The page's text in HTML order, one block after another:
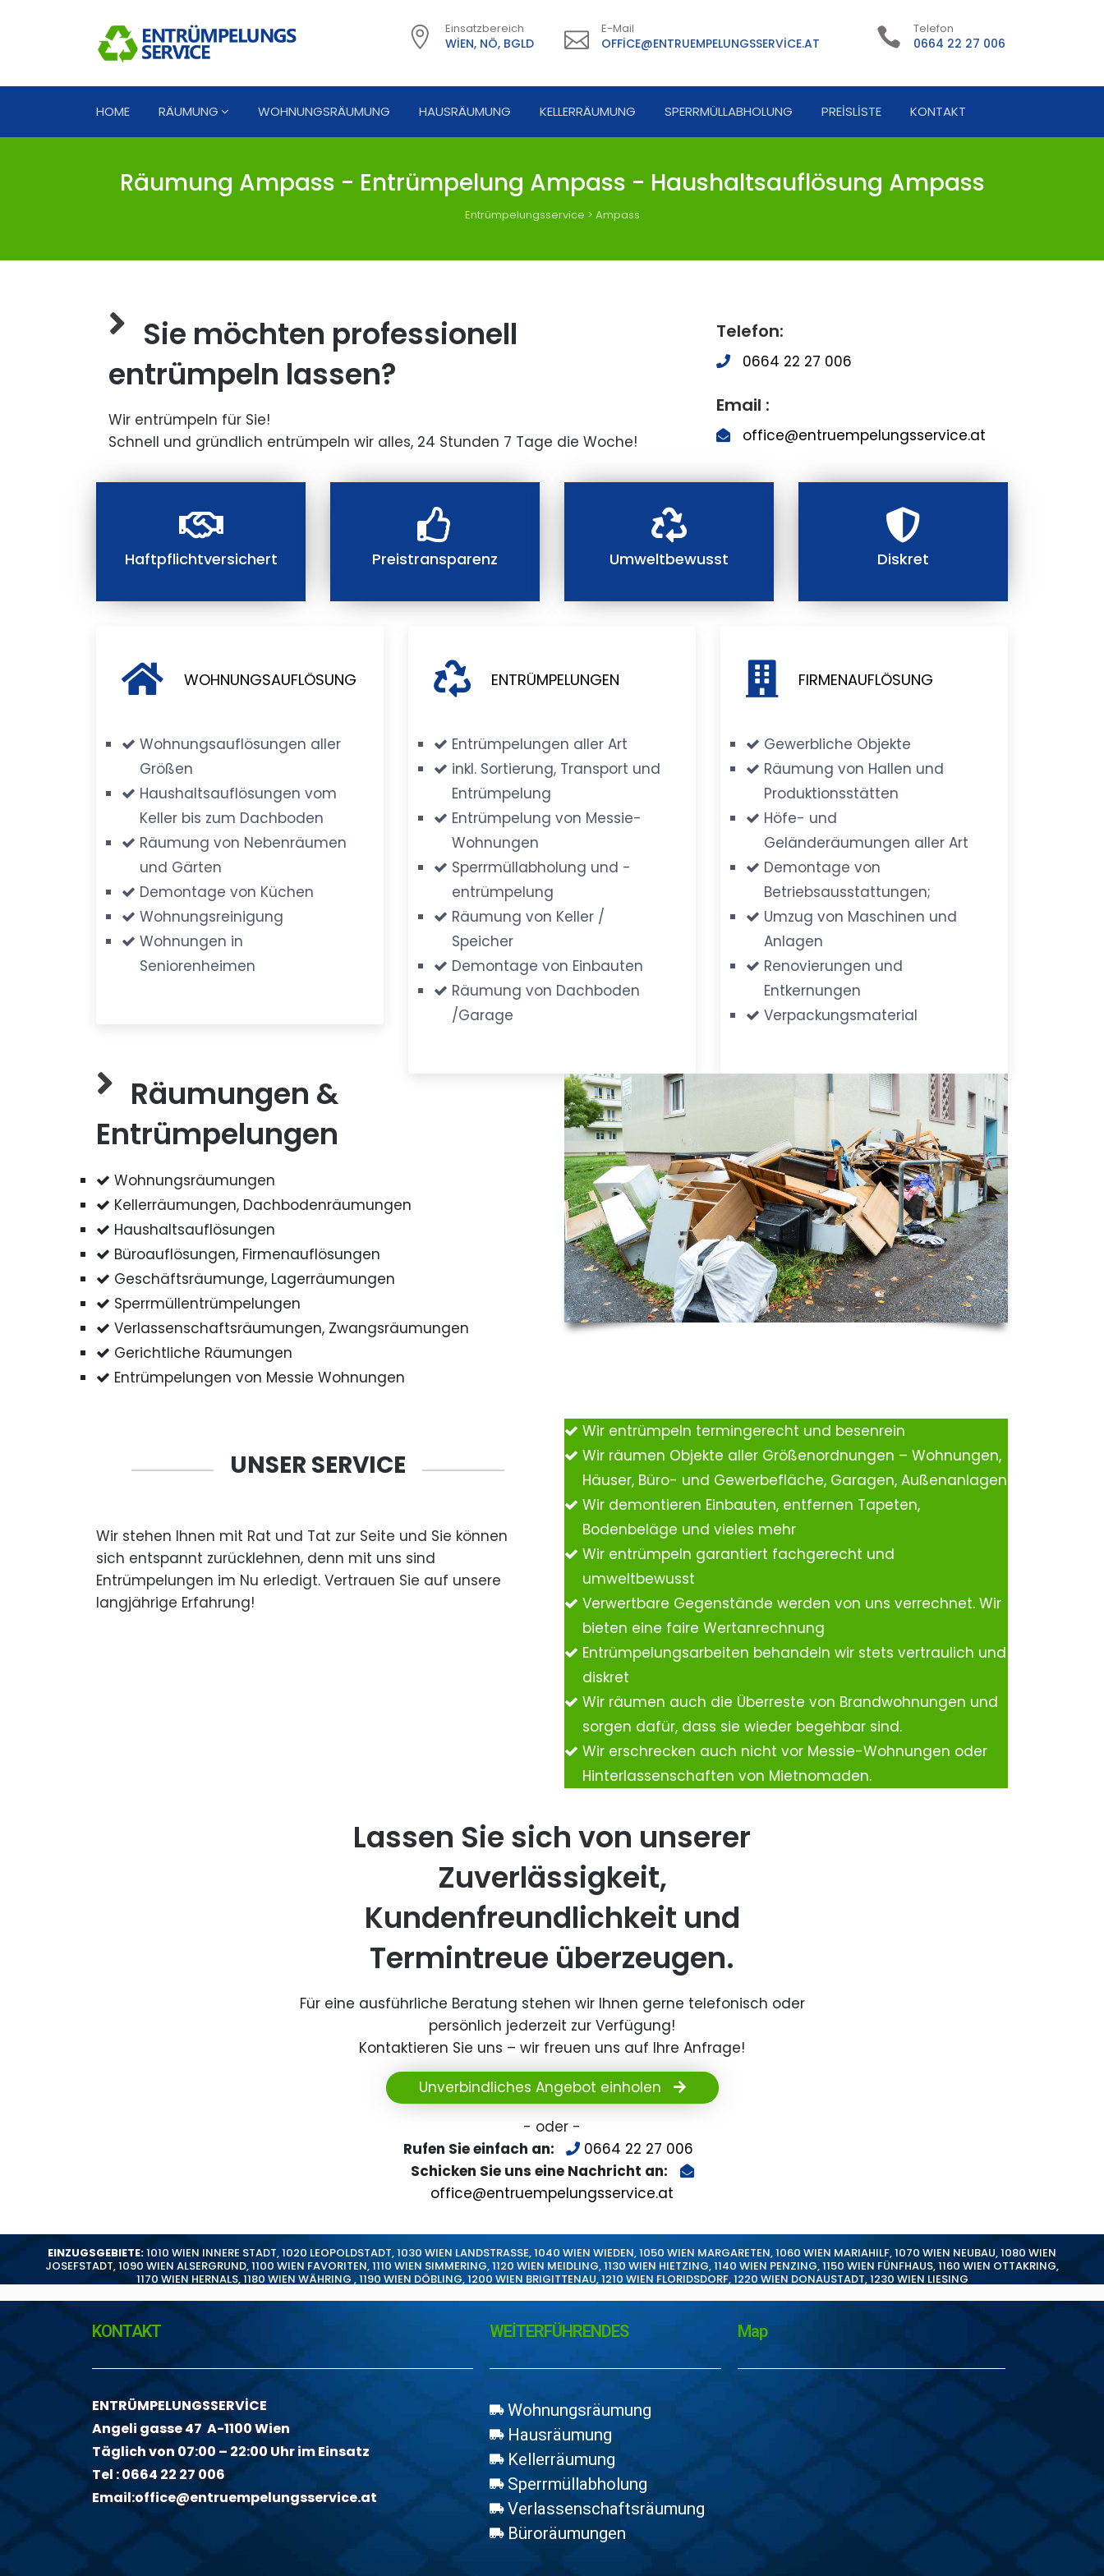
Einsatzbereich
WIEN, NÖ, BGLD
E-Mail
OFFICE@ENTRUEMPELUNGSSERVICE.AT
Telefon
0664 22 27 006
HOME RÄUMUNG WOHNUNGSRÄUMUNG HAUSRÄUMUNG KELLERRÄUMUNG SPERRMÜLLABHOLUNG PREISLISTE KONTAKT
Räumung Ampass - Entrümpelung Ampass - Haushaltsauflösung Ampass
Entrümpelungsservice > Ampass
Sie möchten professionell
entrümpeln lassen?
Wir entrümpeln für Sie!
Schnell und gründlich entrümpeln wir alles, 24 Stunden 7 Tage die Woche!
Telefon:
0664 22 27 006
Email :
office@entruempelungsservice.at
Haftpflichtversichert Preistransparenz Umweltbewusst Diskret
WOHNUNGSAUFLÖSUNG
Wohnungsauflösungen aller
Größen
Haushaltsauflösungen vom
Keller bis zum Dachboden
Räumung von Nebenräumen
und Gärten
Demontage von Küchen
Wohnungsreinigung
Wohnungen in
Seniorenheimen
ENTRÜMPELUNGEN
Entrümpelungen aller Art
inkl. Sortierung, Transport und
Entrümpelung
Entrümpelung von Messie-
Wohnungen
Sperrmüllabholung und -
entrümpelung
Räumung von Keller /
Speicher
Demontage von Einbauten
Räumung von Dachboden
/Garage
FIRMENAUFLÖSUNG
Gewerbliche Objekte
Räumung von Hallen und
Produktionsstätten
Höfe- und
Geländeräumungen aller Art
Demontage von
Betriebsausstattungen;
Umzug von Maschinen und
Anlagen
Renovierungen und
Entkernungen
Verpackungsmaterial
Räumungen &
Entrümpelungen
Wohnungsräumungen
Kellerräumungen, Dachbodenräumungen
Haushaltsauflösungen
Büroauflösungen, Firmenauflösungen
Geschäftsräumunge, Lagerräumungen
Sperrmüllentrümpelungen
Verlassenschaftsräumungen, Zwangsräumungen
Gerichtliche Räumungen
Entrümpelungen von Messie Wohnungen
UNSER SERVICE
Wir stehen Ihnen mit Rat und Tat zur Seite und Sie können
sich entspannt zurücklehnen, denn mit uns sind
Entrümpelungen im Nu erledigt. Vertrauen Sie auf unsere
langjährige Erfahrung!
Wir entrümpeln termingerecht und besenrein
Wir räumen Objekte aller Größenordnungen – Wohnungen,
Häuser, Büro- und Gewerbefläche, Garagen, Außenanlagen
Wir demontieren Einbauten, entfernen Tapeten,
Bodenbeläge und vieles mehr
Wir entrümpeln garantiert fachgerecht und
umweltbewusst
Verwertbare Gegenstände werden von uns verrechnet. Wir
bieten eine faire Wertanrechnung
Entrümpelungsarbeiten behandeln wir stets vertraulich und
diskret
Wir räumen auch die Überreste von Brandwohnungen und
sorgen dafür, dass sie wieder begehbar sind.
Wir erschrecken auch nicht vor Messie-Wohnungen oder
Hinterlassenschaften von Mietnomaden.
Lassen Sie sich von unserer
Zuverlässigkeit,
Kundenfreundlichkeit und
Termintreue überzeugen.
Für eine ausführliche Beratung stehen wir Ihnen gerne telefonisch oder
persönlich jederzeit zur Verfügung!
Kontaktieren Sie uns – wir freuen uns auf Ihre Anfrage!
Unverbindliches Angebot einholen
- oder -
Rufen Sie einfach an:
0664 22 27 006
Schicken Sie uns eine Nachricht an:
office@entruempelungsservice.at
EINZUGSGEBIETE:1010 WIEN INNERE STADT,1020 LEOPOLDSTADT,1030 WIEN LANDSTRASSE,1040 WIEN WIEDEN,1050 WIEN MARGARETEN,1060 WIEN MARIAHILF,1070 WIEN NEUBAU,1080 WIEN
JOSEFSTADT,1090 WIEN ALSERGRUND,1100 WIEN FAVORITEN,1110 WIEN SIMMERING,1120 WIEN MEIDLING,1130 WIEN HIETZING,1140 WIEN PENZING,1150 WIEN FÜNFHAUS,1160 WIEN OTTAKRING,
1170 WIEN HERNALS,1180 WIEN WÄHRING ,1190 WIEN DÖBLING,1200 WIEN BRIGITTENAU,1210 WIEN FLORIDSDORF,1220 WIEN DONAUSTADT,1230 WIEN LIESING
KONTAKT
ENTRÜMPELUNGSSERVİCE
Angeli gasse 47 A-1100 Wien
Täglich von 07:00 – 22:00 Uhr im Einsatz
Tel :0664 22 27 006
Email:office@entruempelungsservice.at
WEİTERFÜHRENDES
Wohnungsräumung
Hausräumung
Kellerräumung
Sperrmüllabholung
Verlassenschaftsräumung
Büroräumungen
Map